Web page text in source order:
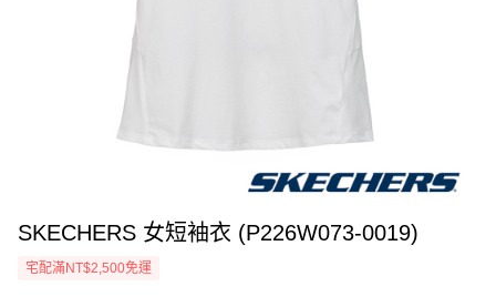
SKECHERS 女短袖衣 (P226W073-0019)
宅配滿NT$2,500免運